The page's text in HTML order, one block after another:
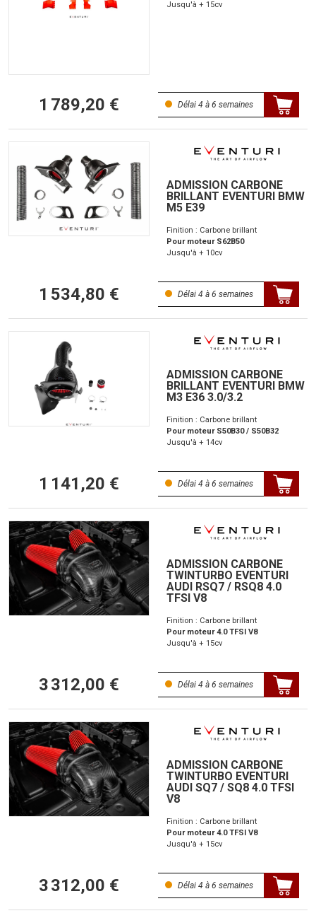
Jusqu'à + 15cv
1 789,20 € Délai 4 à 6 semaines
ADMISSION CARBONE
BRILLANT EVENTURI BMW
M5 E39
Finition : Carbone brillant
Pour moteur S62B50
Jusqu'à + 10cv
1 534,80 € Délai 4 à 6 semaines
ADMISSION CARBONE
BRILLANT EVENTURI BMW
M3 E36 3.0/3.2
Finition : Carbone brillant
Pour moteur S50B30 / S50B32
Jusqu'à + 14cv
1 141,20 € Délai 4 à 6 semaines
ADMISSION CARBONE
TWINTURBO EVENTURI
AUDI RSQ7 / RSQ8 4.0
TFSI V8
Finition : Carbone brillant
Pour moteur 4.0 TFSI V8
Jusqu'à + 15cv
3 312,00 € Délai 4 à 6 semaines
ADMISSION CARBONE
TWINTURBO EVENTURI
AUDI SQ7 / SQ8 4.0 TFSI
V8
Finition : Carbone brillant
Pour moteur 4.0 TFSI V8
Jusqu'à + 15cv
3 312,00 € Délai 4 à 6 semaines